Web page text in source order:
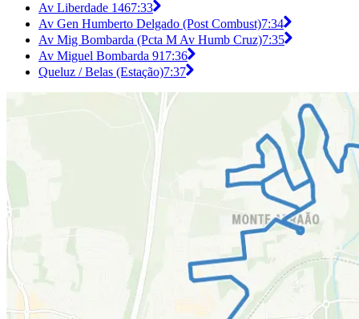
Av Liberdade 1467:33
Av Gen Humberto Delgado (Post Combust)7:34
Av Mig Bombarda (Pcta M Av Humb Cruz)7:35
Av Miguel Bombarda 91 7:36
Queluz / Belas (Estação)7:37